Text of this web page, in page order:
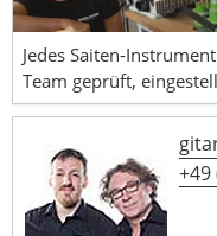
Jedes Saiten-
Team geprüft,
+49